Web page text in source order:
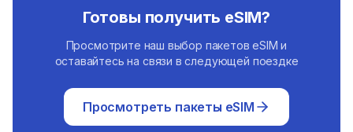
Готовы получить eSIM?
Просмотрите наш выбор пакетов eSIM и
оставайтесь на связи в следующей поездке
Просмотреть пакеты eSIM